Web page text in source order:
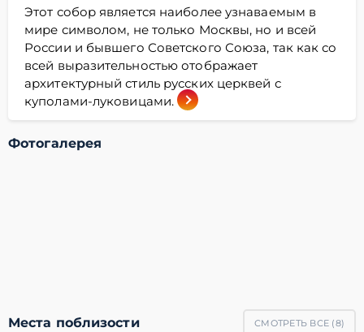
Этот собор является наиболее узнаваемым в
мире символом, не только Москвы, но и всей
России и бывшего Советского Союза, так как со
всей выразительностью отображает
архитектурный стиль русских церквей с
куполами-луковицами.
Фотогалерея
Места поблизости СМОТРЕТЬ ВСЕ (8)